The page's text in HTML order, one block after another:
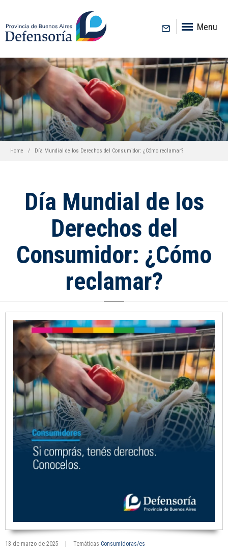
Menu
Home Día Mundial de los Derechos del Consumidor: ¿Cómo reclamar?
Día Mundial de los
Derechos del
Consumidor: ¿Cómo
reclamar?
13 de marzo de 2025 Temáticas Consumidoras/es